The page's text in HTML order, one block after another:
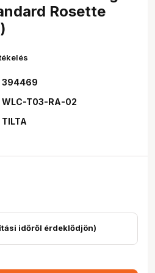
Rosette
394469
WLC-T03-RA-02
TILTA
időről érdeklődjön)